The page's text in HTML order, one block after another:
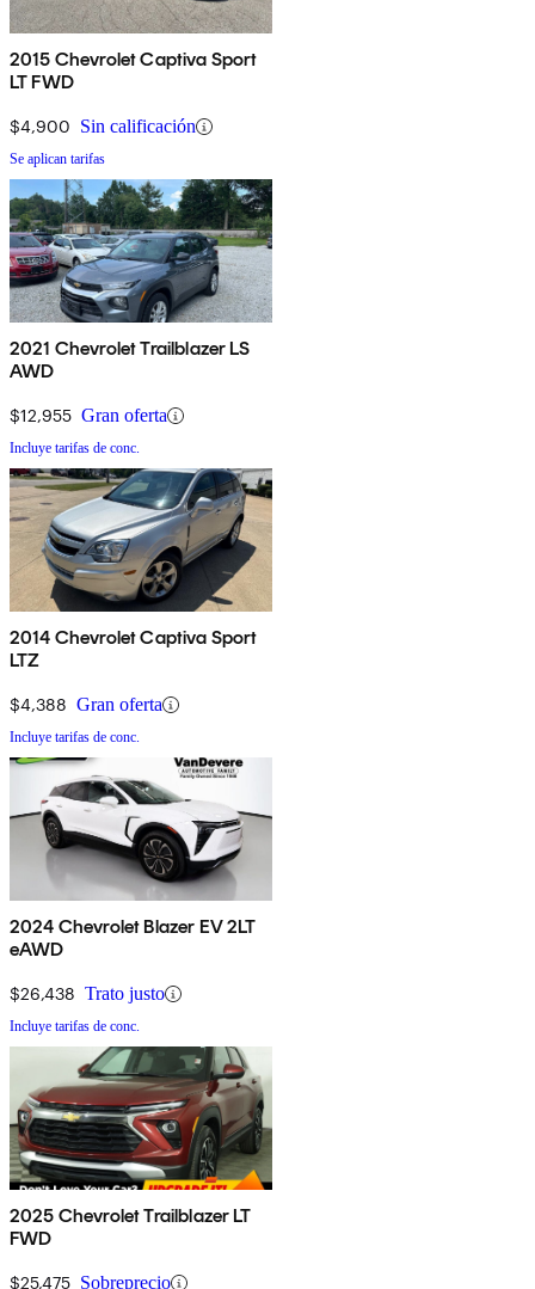
2015 Chevrolet Captiva Sport
LT FWD
$4,900 Sin calificación
Se aplican tarifas
2021 Chevrolet Trailblazer LS
AWD
$12,955 Gran oferta
Incluye tarifas de conc.
2014 Chevrolet Captiva Sport
LTZ
$4,388 Gran oferta
Incluye tarifas de conc.
2024 Chevrolet Blazer EV 2LT
eAWD
$26,438 Trato justo
Incluye tarifas de conc.
2025 Chevrolet Trailblazer LT
FWD
$25,475 Sobreprecio